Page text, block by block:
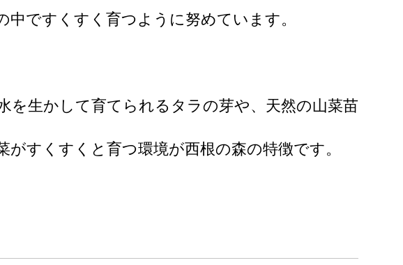
ですくすく育つように努めています。
を生かして育てられるタラの芽や、天然の山菜苗
すくすくと育つ環境が西根の森の特徴です。